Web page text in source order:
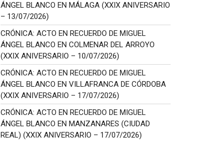
ÁNGEL BLANCO EN MÁLAGA (XXIX ANIVERSARIO
– 13/07/2026)
CRÓNICA: ACTO EN RECUERDO DE MIGUEL
ÁNGEL BLANCO EN COLMENAR DEL ARROYO
(XXIX ANIVERSARIO – 10/07/2026)
CRÓNICA: ACTO EN RECUERDO DE MIGUEL
ÁNGEL BLANCO EN VILLAFRANCA DE CÓRDOBA
(XXIX ANIVERSARIO – 17/07/2026)
CRÓNICA: ACTO EN RECUERDO DE MIGUEL
ÁNGEL BLANCO EN MANZANARES (CIUDAD
REAL) (XXIX ANIVERSARIO – 17/07/2026)